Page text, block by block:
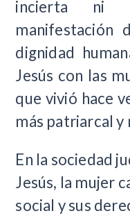
incierta ni
manifestación
dignidad
Jesús con las
que vivió hace
más patriarcal y
En la sociedad
Jesús, la mujer
social y sus